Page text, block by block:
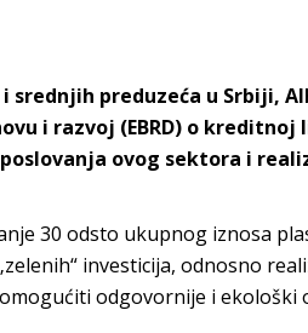
preduzeća u Srbiji,
i razvoj (EBRD) o
ovog sektora i
30 odsto ukupnog iznosa
investicija, odnosno
odgovornije i ekološki